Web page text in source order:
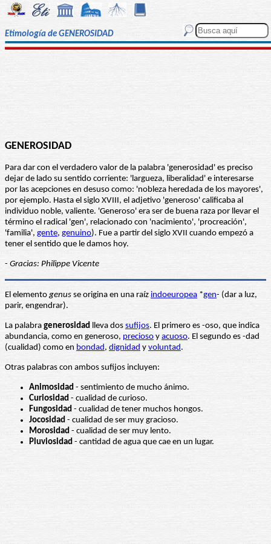
Etimología de GENEROSIDAD
GENEROSIDAD
Para dar con el verdadero valor de la palabra 'generosidad' es preciso
dejar de lado su sentido corriente: 'largueza, liberalidad' e interesarse
por las acepciones en desuso como: 'nobleza heredada de los mayores',
por ejemplo. Hasta el siglo XVIII, el adjetivo 'generoso' calificaba al
individuo noble, valiente. 'Generoso' era ser de buena raza por llevar el
término el radical 'gen', relacionado con 'nacimiento', 'procreación',
'familia', gente, genuino). Fue a partir del siglo XVII cuando empezó a
tener el sentido que le damos hoy.
- Gracias: Philippe Vicente
El elemento genus se origina en una raíz indoeuropea *gen- (dar a luz,
parir, engendrar).
La palabra generosidad lleva dos sufijos. El primero es -oso, que indica
abundancia, como en generoso, precioso y acuoso. El segundo es -dad
(cualidad) como en bondad, dignidad y voluntad.
Otras palabras con ambos sufijos incluyen:
Animosidad - sentimiento de mucho ánimo.
Curiosidad - cualidad de curioso.
Fungosidad - cualidad de tener muchos hongos.
Jocosidad - cualidad de ser muy gracioso.
Morosidad - cualidad de ser muy lento.
Pluviosidad - cantidad de agua que cae en un lugar.